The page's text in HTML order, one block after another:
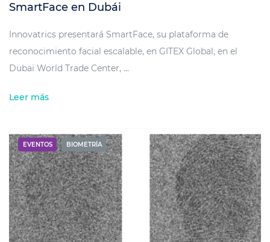
SmartFace en Dubái
Innovatrics presentará SmartFace, su plataforma de
reconocimiento facial escalable, en GITEX Global, en el
Dubai World Trade Center, ...
Leer más
EVENTOS BIOMETRÍA